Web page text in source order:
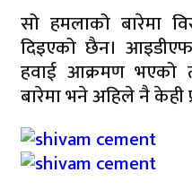
सो हमलाको बारेमा
दिइएको छैन।
हवाई आक्रमण भएको
बारेमा भने अहिले नै केही